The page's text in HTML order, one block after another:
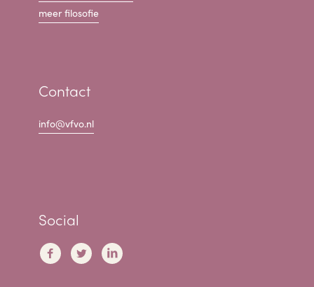
meer filosofie
Contact
info@vfvo.nl
Social